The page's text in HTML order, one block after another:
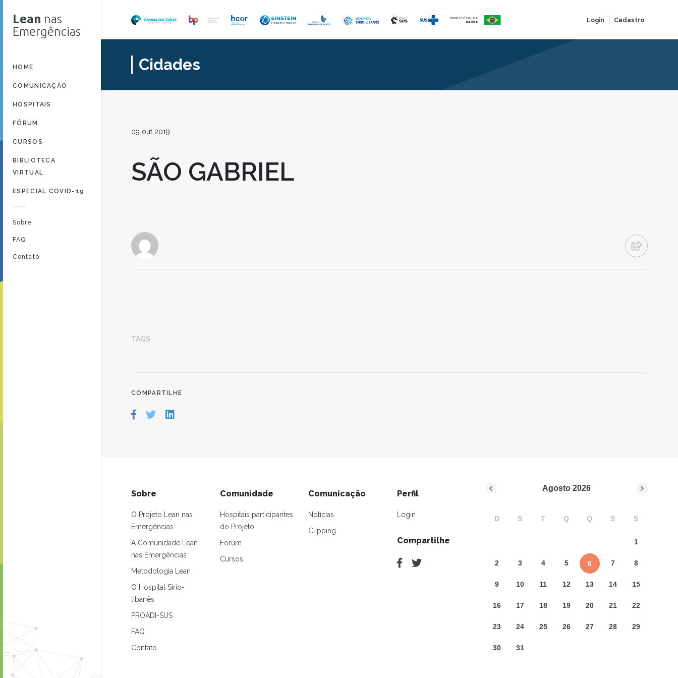
Login Cadastro
Lean nas
Emergências
HOME
COMUNICAÇÃO
HOSPITAIS
FÓRUM
CURSOS
BIBLIOTECA
VIRTUAL
ESPECIAL COVID-19
Sobre
FAQ
Contato
Cidades
09 out 2019
SÃO GABRIEL
TAGS
COMPARTILHE
Sobre
O Projeto Lean nas
Emergências
A Comunidade Lean
nas Emergências
Metodologia Lean
O Hospital Sírio-
libanês
PROADI-SUS
FAQ
Contato
Comunidade
Hospitais participantes
do Projeto
Forum
Cursos
Comunicação
Notícias
Clipping
Perfil
Login
Compartilhe
Agosto 2026
D S T Q Q S S
1
2 3 4 5 6 7 8
9 10 11 12 13 14 15
16 17 18 19 20 21 22
23 24 25 26 27 28 29
30 31